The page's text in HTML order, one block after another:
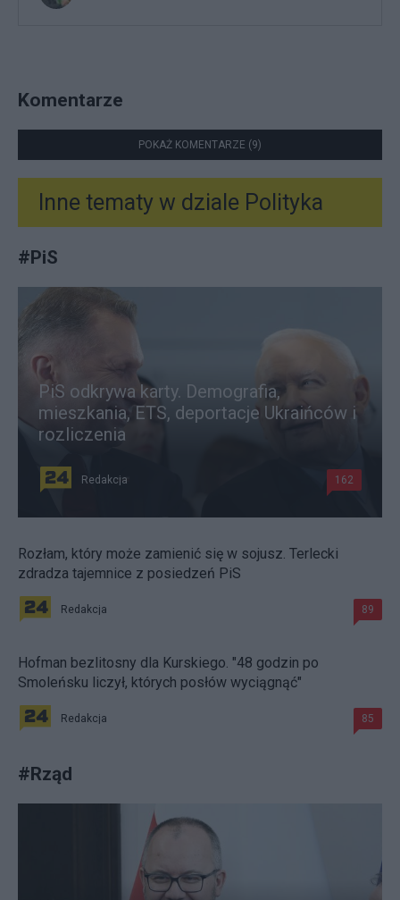
Komentarze
POKAŻ KOMENTARZE (9)
Inne tematy w dziale Polityka
#PiS
PiS odkrywa karty. Demografia,
mieszkania, ETS, deportacje Ukraińców i
rozliczenia
Redakcja 162
Rozłam, który może zamienić się w sojusz. Terlecki
zdradza tajemnice z posiedzeń PiS
Redakcja 89
Hofman bezlitosny dla Kurskiego. "48 godzin po
Smoleńsku liczył, których posłów wyciągnąć"
Redakcja 85
#Rząd